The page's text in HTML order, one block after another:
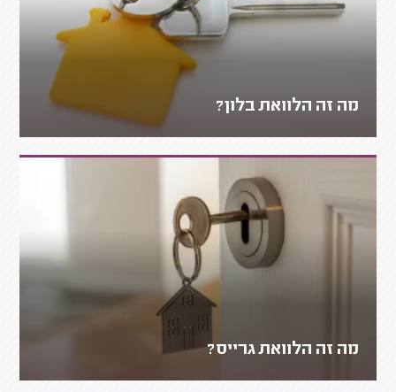
מה זה הלוואת בלון?
מה זה הלוואת גרייס?